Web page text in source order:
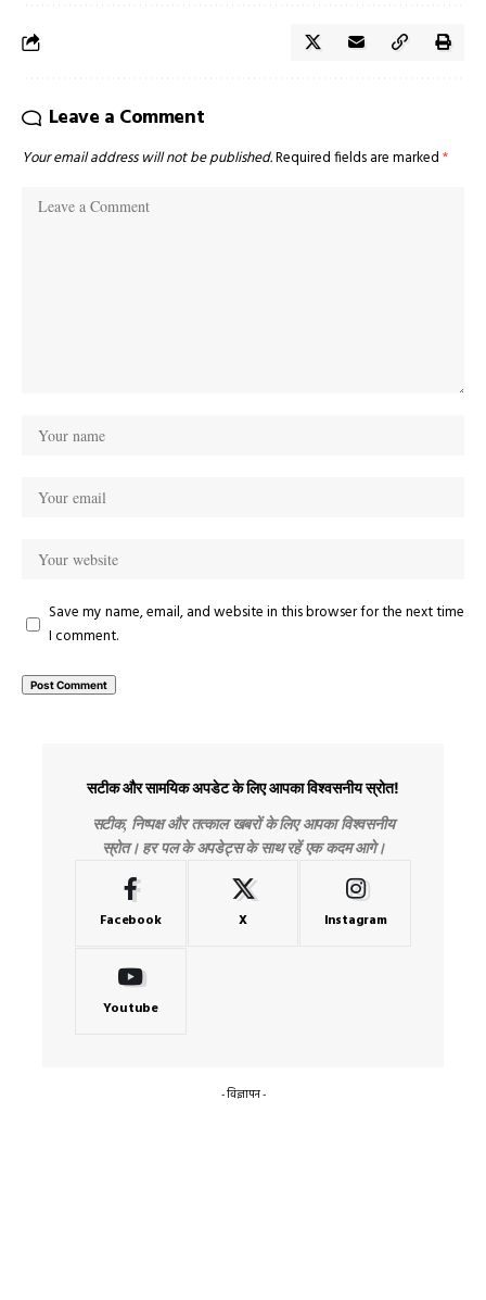
Leave a Comment
Your email address will not be published.Required fields are marked*
Save my name, email, and website in this browser for the next time
I comment.
सटीक और सामयिक अपडेट के लिए आपका विश्वसनीय स्रोत!
सटीक, निष्पक्ष और तत्काल खबरों के लिए आपका विश्वसनीय
स्रोत। हर पल के अपडेट्स के साथ रहें एक कदम आगे।
Facebook X Instagram
Youtube
- विज्ञापन -